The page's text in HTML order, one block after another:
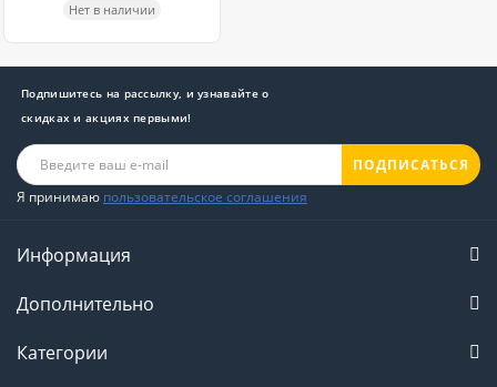
Нет в наличии
Подпишитесь на рассылку, и узнавайте о
скидках и акциях первыми!
ПОДПИСАТЬСЯ
Я принимаю пользовательское соглашения
Информация
Дополнительно
Категории